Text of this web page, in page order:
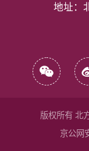
地址：
版权所有 北
京公网